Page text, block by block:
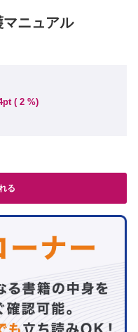
マニュアル
( 2 %)
る